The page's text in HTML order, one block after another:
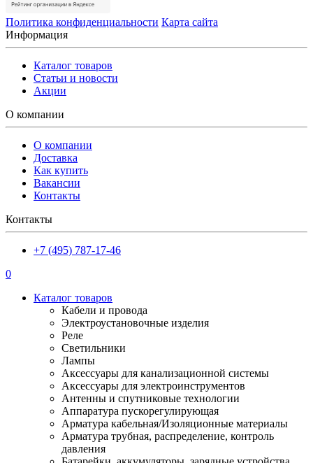
Политика конфиденциальности Карта сайта
Информация
Каталог товаров
Статьи и новости
Акции
О компании
О компании
Доставка
Как купить
Вакансии
Контакты
Контакты
+7 (495) 787-17-46
0
Каталог товаров
Кабели и провода
Электроустановочные изделия
Реле
Светильники
Лампы
Аксессуары для канализационной системы
Аксессуары для электроинструментов
Антенны и спутниковые технологии
Аппаратура пускорегулирующая
Арматура кабельная/Изоляционные материалы
Арматура трубная, распределение, контроль
давления